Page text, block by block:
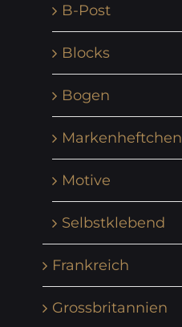
B-Post
Blocks
Bogen
Markenheftchen
Motive
Selbstklebend
Frankreich
Grossbritannien